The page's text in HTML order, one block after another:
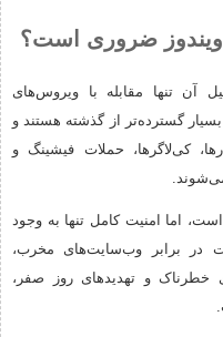
ویندوز ضروری است؟
آن تنها مقابله با ویروس‌های
گسترده‌تر از گذشته هستند و
کی‌لاگرها، حملات فیشینگ و
است، اما امنیت کامل تنها به وجود
در برابر وب‌سایت‌های مخرب،
خطرناک و تهدیدهای روز صفر،